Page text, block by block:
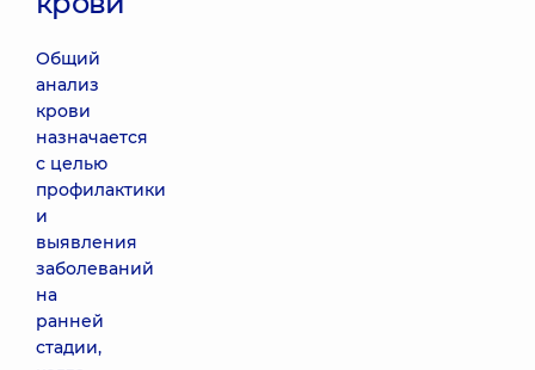
Общий
анализ
крови
назначается
с целью
профилактики
и
выявления
заболеваний
на
ранней
стадии,